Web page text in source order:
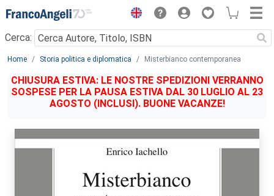
Menu
Cerca:
Main content
Home Storia politica e diplomatica Misterbianco contemporanea
CHIUSURA ESTIVA: LE NOSTRE SPEDIZIONI VERRANNO
SOSPESE PER LA PAUSA ESTIVA DAL 30 LUGLIO AL 23
AGOSTO (INCLUSI). BUONE VACANZE!